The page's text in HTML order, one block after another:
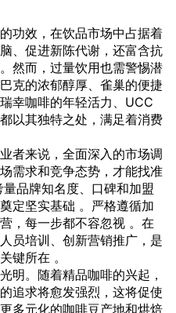
功效，在饮品市场中占据着
、促进新陈代谢，还富含抗
然而，过量饮用也需警惕潜
克的浓郁醇厚、雀巢的便捷
幸咖啡的年轻活力、UCC
以其独特之处，满足着消费
者来说，全面深入的市场调
需求和竞争态势，才能找准
品牌知名度、口碑和加盟
定坚实基础 。严格遵循加
，每一步都不容忽视 。在
员培训、创新营销推广，是
键所在 。
明。随着精品咖啡的兴起，
追求将愈发强烈，这将促使
多元化的咖啡豆产地和烘焙